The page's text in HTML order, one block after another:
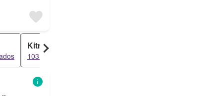
Kitnet
103 resultados